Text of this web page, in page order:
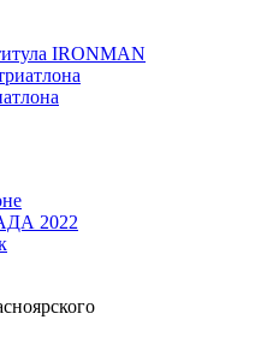
IRONMAN
2022